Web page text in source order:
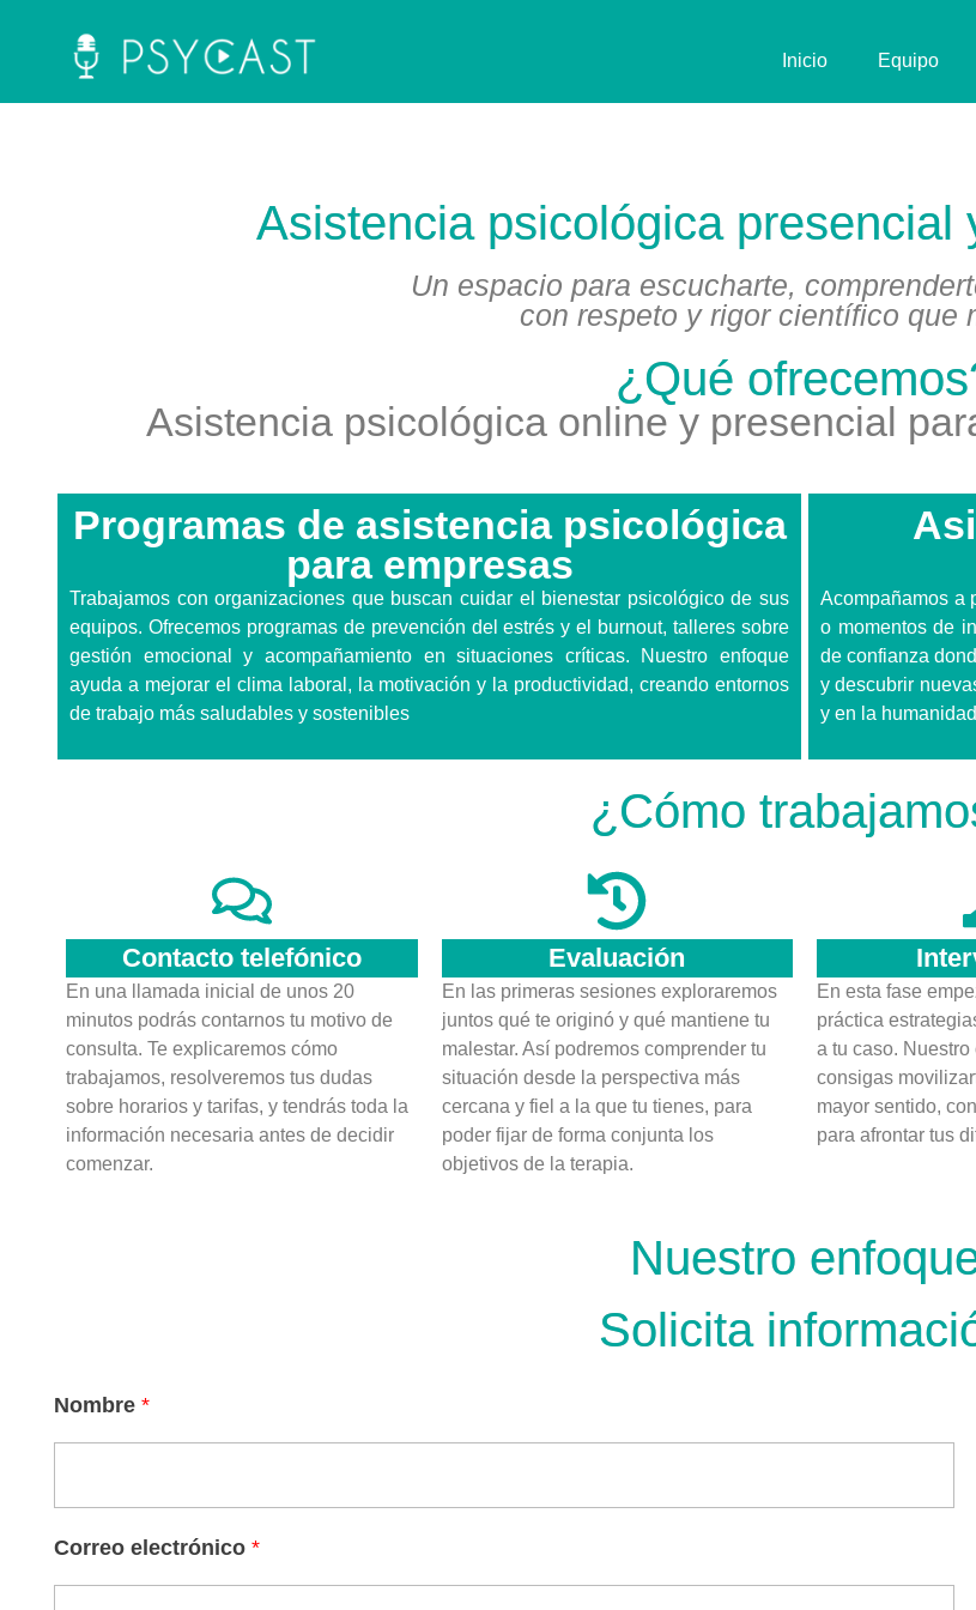
La plataforma y asociación Psycast.es es una propuesta didáctica innovadora de psicología que ofrece información sobre diferentes temáticas psicológicas a través de material audiovisual y la selección de artículos científicos y de divulgación.
Inicio Equipo
Asistencia psicológica presencial
Un espacio para escucharte,
con respeto y rigor científico que
¿Qué
Asistencia psicológica online y presencial
Programas de asistencia psicológica
para empresas
Trabajamos con organizaciones que buscan cuidar el bienestar psicológico de sus
equipos. Ofrecemos programas de prevención del estrés y el burnout, talleres sobre
gestión emocional y acompañamiento en situaciones críticas. Nuestro enfoque
ayuda a mejorar el clima laboral, la motivación y la productividad, creando entornos
de trabajo más saludables y sostenibles
Acompañamos a
o momentos de
de confianza
y descubrir
y en la
¿Cómo
Contacto telefónico
En una llamada inicial de unos 20
minutos podrás contarnos tu motivo de
consulta. Te explicaremos cómo
trabajamos, resolveremos tus dudas
sobre horarios y tarifas, y tendrás toda la
información necesaria antes de decidir
comenzar.
Evaluación
En las primeras sesiones exploraremos
juntos qué te originó y qué mantiene tu
malestar. Así podremos comprender tu
situación desde la perspectiva más
cercana y fiel a la que tu tienes, para
poder fijar de forma conjunta los
objetivos de la terapia.
En esta fase
práctica
a tu caso.
consigas
mayor sentido,
para afrontar tus
Nuestro
Solicita
M
j
e
Nombre *
Correo electrónico *